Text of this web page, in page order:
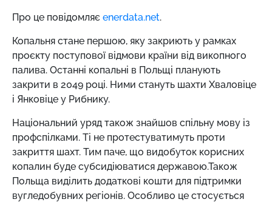
Про це повідомляє enerdata.net.
Копальня стане першою, яку закриють у рамках
проєкту поступової відмови країни від викопного
палива. Останні копальні в Польщі планують
закрити в 2049 році. Ними стануть шахти Хваловіце
і Янковіце у Рибнику.
Національний уряд також знайшов спільну мову із
профспілками. Ті не протестуватимуть проти
закриття шахт. Тим паче, що видобуток корисних
копалин буде субсидіюватися державою.Також
Польща виділить додаткові кошти для підтримки
вугледобувних регіонів. Особливо це стосується